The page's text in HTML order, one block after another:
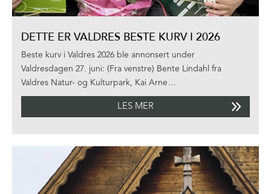
DETTE ER VALDRES BESTE KURV I 2026
Beste kurv i Valdres 2026 ble annonsert under
Valdresdagen 27. juni: (Fra venstre) Bente Lindahl fra
Valdres Natur- og Kulturpark, Kai Arne…
LES MER